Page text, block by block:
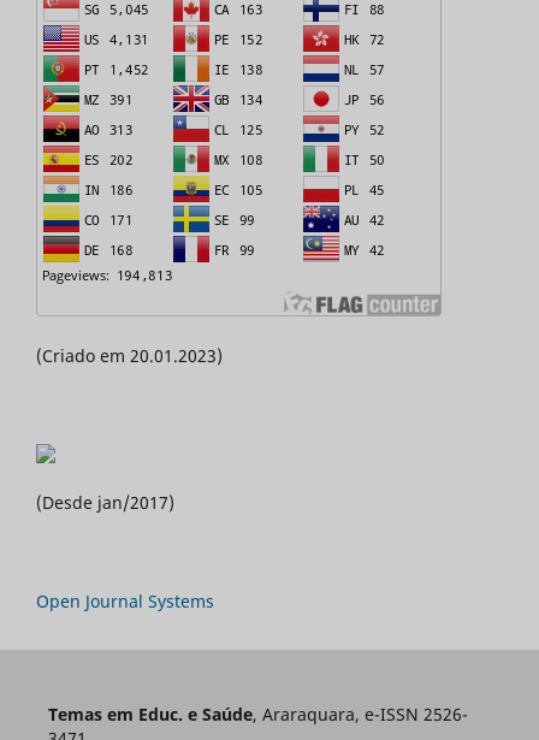
(Criado em 20.01.2023)
(Desde jan/2017)
Open Journal Systems
Temas em Educ. e Saúde, Araraquara, e-ISSN 2526-